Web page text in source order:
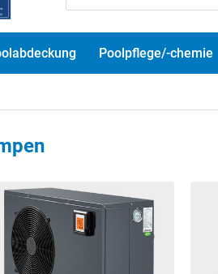
Poolpflege/-chemie